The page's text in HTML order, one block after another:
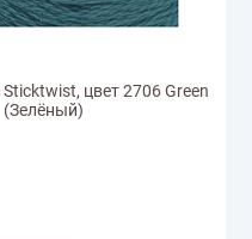
цвет 2706 Green
(Зелёный)